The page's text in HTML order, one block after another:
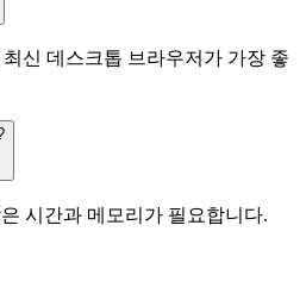
최신 데스크톱 브라우저가 가장 좋
시간과 메모리가 필요합니다.